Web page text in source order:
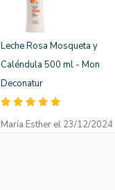
Leche Rosa Mosqueta y
Caléndula 500 ml - Mon
Deconatur
María Esther el 23/12/2024